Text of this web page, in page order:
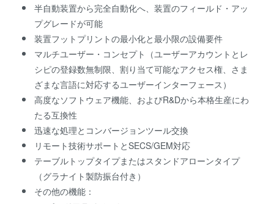
半自動装置から完全自動化へ、装置のフィールド・アッ
プグレードが可能
装置フットプリントの最小化と最小限の設備要件
マルチユーザー・コンセプト（ユーザーアカウントとレ
シピの登録数無制限、割り当て可能なアクセス権、さま
ざまな言語に対応するユーザーインターフェース）
高度なソフトウェア機能、およびR&Dから本格生産にわ
たる互換性
迅速な処理とコンバージョンツール交換
リモート技術サポートとSECS/GEM対応
テーブルトップタイプまたはスタンドアローンタイプ
（グラナイト製防振台付き）
その他の機能：